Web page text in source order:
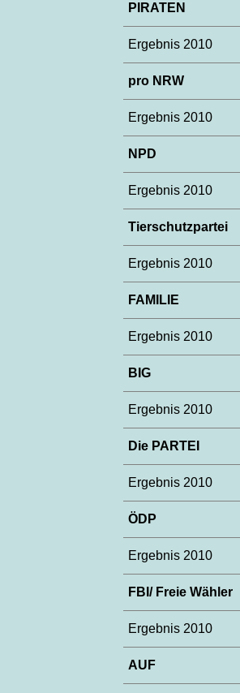
PIRATEN
Ergebnis 2010
pro NRW
Ergebnis 2010
NPD
Ergebnis 2010
Tierschutzpartei
Ergebnis 2010
FAMILIE
Ergebnis 2010
BIG
Ergebnis 2010
Die PARTEI
Ergebnis 2010
ÖDP
Ergebnis 2010
FBI/ Freie Wähler
Ergebnis 2010
AUF